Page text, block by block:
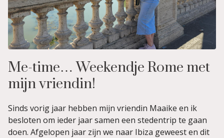
Me-time… Weekendje Rome met
mijn vriendin!
Sinds vorig jaar hebben mijn vriendin Maaike en ik
besloten om ieder jaar samen een stedentrip te gaan
doen. Afgelopen jaar zijn we naar Ibiza geweest en dit